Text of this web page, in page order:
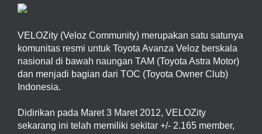
VELOZity (Veloz Community) merupakan satu satunya
komunitas resmi untuk Toyota Avanza Veloz berskala
nasional di bawah naungan TAM (Toyota Astra Motor)
dan menjadi bagian dari TOC (Toyota Owner Club)
Indonesia.
Didirikan pada Maret 3 Maret 2012, VELOZity
sekarang ini telah memiliki sekitar +/- 2.165 member,